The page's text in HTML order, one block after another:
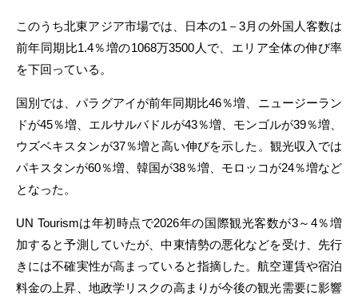
このうち北東アジア市場では、日本の1－3月の外国人客数は
前年同期比1.4％増の1068万3500人で、エリア全体の伸び率
を下回っている。
国別では、パラグアイが前年同期比46％増、ニュージーラン
ドが45％増、エルサルバドルが43％増、モンゴルが39％増、
ウズベキスタンが37％増と高い伸びを示した。観光収入では
パキスタンが60％増、韓国が38％増、モロッコが24％増など
となった。
UN Tourismは年初時点で2026年の国際観光客数が3～4％増
加すると予測していたが、中東情勢の悪化などを受け、先行
きには不確実性が高まっていると指摘した。航空運賃や宿泊
料金の上昇、地政学リスクの高まりが今後の観光需要に影響